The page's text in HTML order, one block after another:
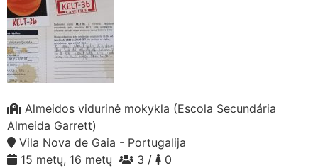
Almeidos vidurinė mokykla (Escola Secundária
Almeida Garrett)
Vila Nova de Gaia - Portugalija
15 metų, 16 metų
3 /
0